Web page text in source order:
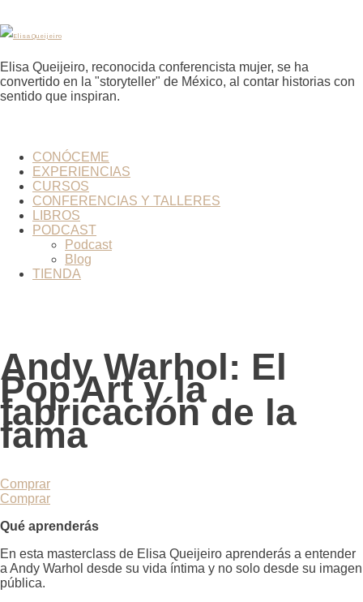
Elisa
Elisa Queijeiro, reconocida conferencista mujer, se ha
convertido en la "storyteller" de México, al contar historias con
sentido que inspiran.
CONÓCEME
EXPERIENCIAS
CURSOS
CONFERENCIAS Y TALLERES
LIBROS
PODCAST
Podcast
Blog
TIENDA
Andy Warhol: El
Pop Art y la
fabricación de la
fama
Comprar
Comprar
Qué aprenderás
En esta masterclass de Elisa Queijeiro aprenderás a entender
a Andy Warhol desde su vida íntima y no solo desde su imagen
pública.